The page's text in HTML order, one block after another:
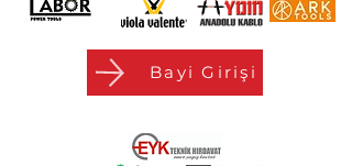
Bayi Girişi